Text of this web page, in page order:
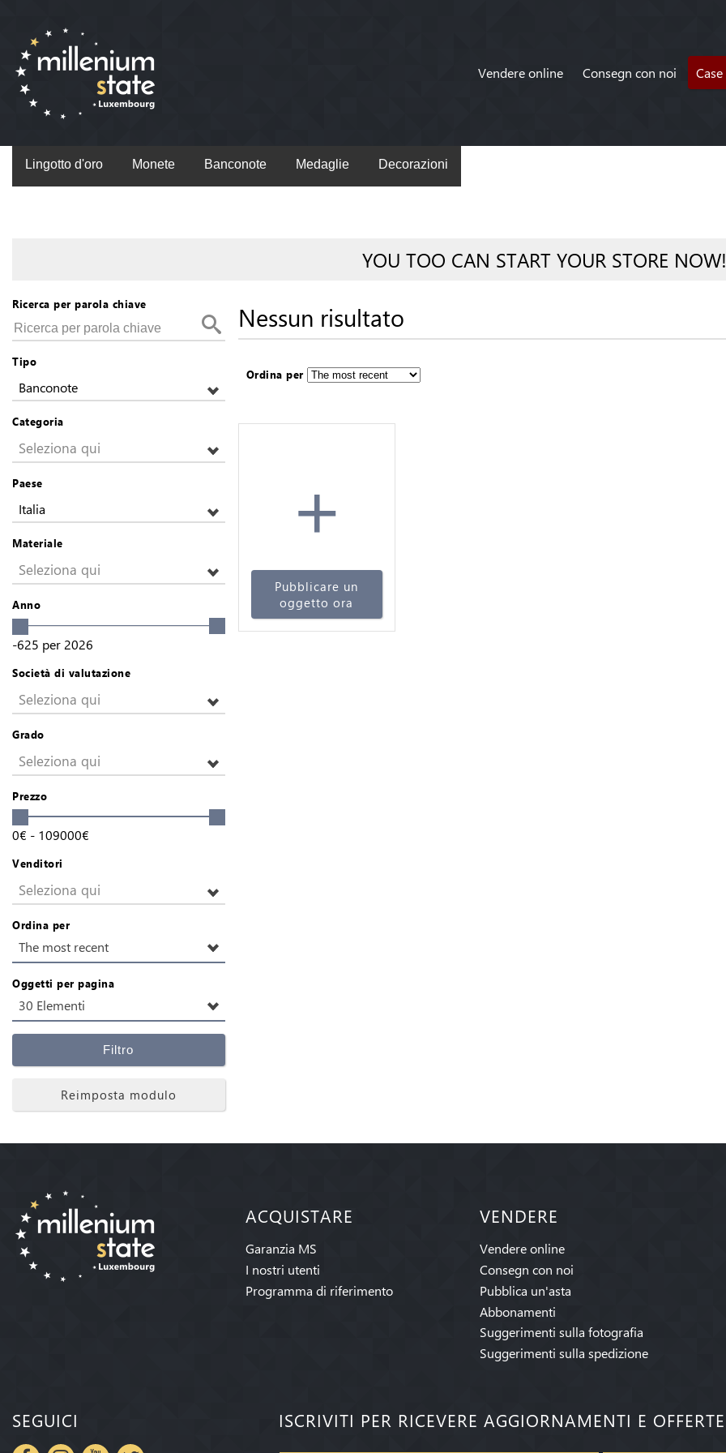
Vendere online Consegn con noi
Lingotto d'oro Monete Banconote Medaglie Decorazioni
YOU TOO CAN START YOUR STORE NOW!
Ricerca per parola chiave
Tipo
Banconote
Categoria
Seleziona qui
Paese
Italia
Materiale
Seleziona qui
Anno
-625 per 2026
Società di valutazione
Seleziona qui
Grado
Seleziona qui
Prezzo
0€ - 109000€
Venditori
Seleziona qui
Ordina per
The most recent
Oggetti per pagina
30 Elementi
Filtro
Reimposta modulo
Nessun risultato
Ordina per
+
Pubblicare un
oggetto ora
ACQUISTARE
Garanzia MS
I nostri utenti
Programma di riferimento
VENDERE
Vendere online
Consegn con noi
Pubblica un'asta
Abbonamenti
Suggerimenti sulla fotografia
Suggerimenti sulla spedizione
SEGUICI ISCRIVITI PER RICEVERE AGGIORNAMENTI E